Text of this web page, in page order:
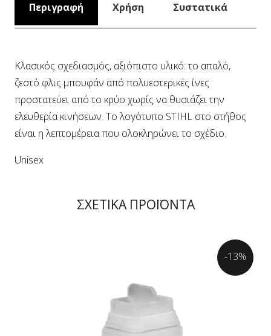
Περιγραφή Χρήση Συστατικά
Κλασικός σχεδιασμός, αξιόπιστο υλικό: το απαλό,
ζεστό φλις μπουφάν από πολυεστερικές ίνες
προστατεύει από το κρύο χωρίς να θυσιάζει την
ελευθερία κινήσεων. Το λογότυπο STIHL στο στήθος
είναι η λεπτομέρεια που ολοκληρώνει το σχέδιο.
Unisex
ΣΧΕΤΙΚΑ ΠΡΟΪΟΝΤΑ
-13%